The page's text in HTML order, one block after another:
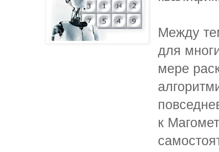
Между
для
мере
к